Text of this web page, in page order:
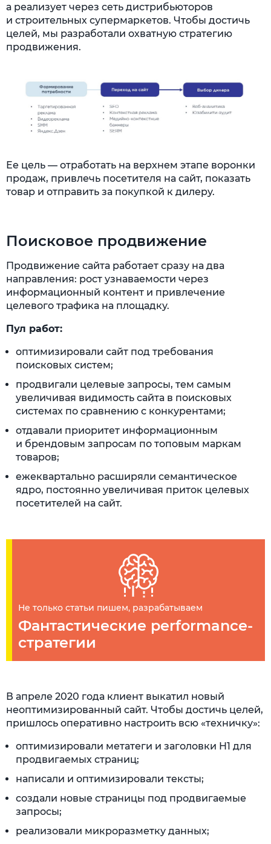
а реализует через сеть дистрибьюторов
и строительных супермаркетов. Чтобы достичь
целей, мы разработали охватную стратегию
продвижения.
Ее цель — отработать на верхнем этапе воронки
продаж, привлечь посетителя на сайт, показать
товар и отправить за покупкой к дилеру.
Поисковое продвижение
Продвижение сайта работает сразу на два
направления: рост узнаваемости через
информационный контент и привлечение
целевого трафика на площадку.
Пул работ:
оптимизировали сайт под требования
поисковых систем;
продвигали целевые запросы, тем самым
увеличивая видимость сайта в поисковых
системах по сравнению с конкурентами;
отдавали приоритет информационным
и брендовым запросам по топовым маркам
товаров;
ежеквартально расширяли семантическое
ядро, постоянно увеличивая приток целевых
посетителей на сайт.
Не только статьи пишем, разрабатываем
Фантастические performance-
стратегии
В апреле 2020 года клиент выкатил новый
неоптимизированный сайт. Чтобы достичь целей,
пришлось оперативно настроить всю «техничку»:
оптимизировали метатеги и заголовки H1 для
продвигаемых страниц;
написали и оптимизировали тексты;
создали новые страницы под продвигаемые
запросы;
реализовали микроразметку данных;